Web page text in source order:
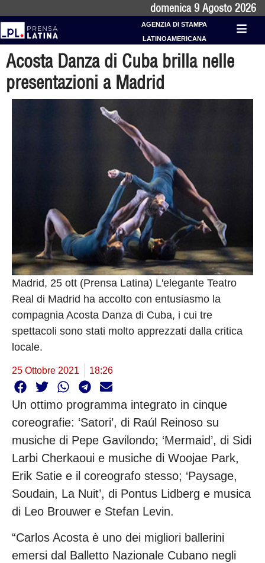
domenica 9 Agosto 2026
AGENZIA DI STAMPA
LATINOAMERICANA
Acosta Danza di Cuba brilla nelle
presentazioni a Madrid
Madrid, 25 ott (Prensa Latina) L'elegante Teatro
Real di Madrid ha accolto con entusiasmo la
compagnia Acosta Danza di Cuba, i cui tre
spettacoli sono stati molto apprezzati dalla critica
locale.
25 Ottobre 2021 18:26
Un ottimo programma integrato in cinque
coreografie: ‘Satori’, di Raúl Reinoso su
musiche di Pepe Gavilondo; ‘Mermaid’, di Sidi
Larbi Cherkaoui e musiche di Woojae Park,
Erik Satie e il coreografo stesso; ‘Paysage,
Soudain, La Nuit’, di Pontus Lidberg e musica
di Leo Brouwer e Stefan Levin.
“Carlos Acosta è uno dei migliori ballerini
emersi dal Balletto Nazionale Cubano negli